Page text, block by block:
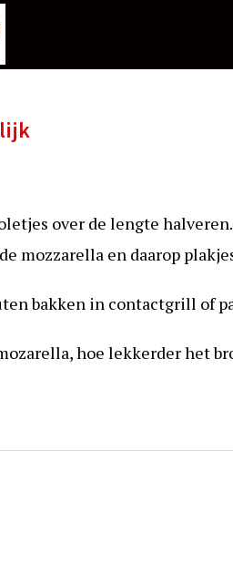
over de lengte
mozzarella en daarop
bakken in contactgrill of
hoe lekkerder het